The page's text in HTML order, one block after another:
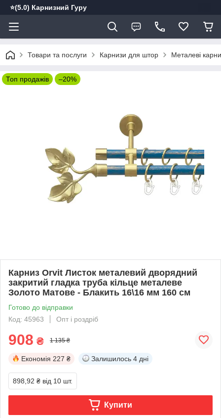
⭐️(5.0) Карнизний Гуру
Товари та послуги Карнизи для штор Металеві
Топ продажів –20%
Карниз Orvit Листок металевий дворядний
закритий гладка труба кільце металеве
Золото Матове - Блакить 16\16 мм 160 см
Готово до відправки
Код: 45963
Опт і роздріб
908 ₴ 1 135 ₴
Економія 227 ₴ Залишилось 4 дні
898,92 ₴ від 10 шт.
Купити